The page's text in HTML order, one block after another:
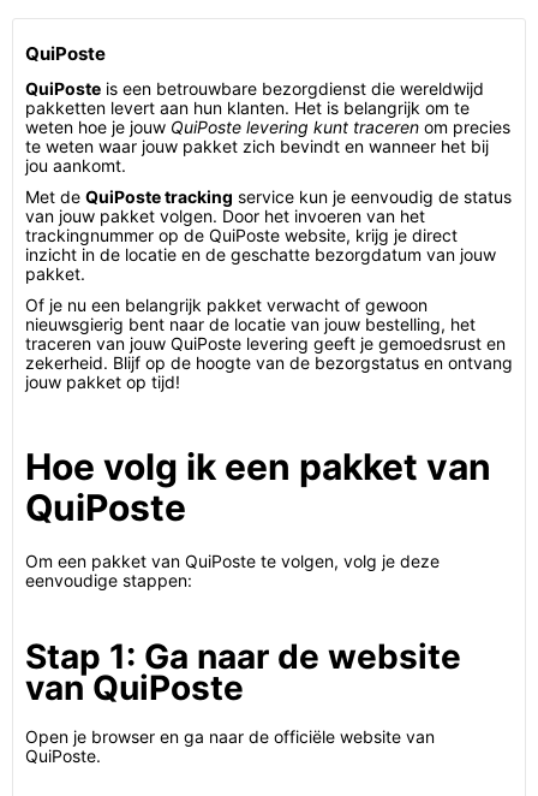
QuiPoste
QuiPoste is een betrouwbare bezorgdienst die wereldwijd
pakketten levert aan hun klanten. Het is belangrijk om te
weten hoe je jouw QuiPoste levering kunt traceren om precies
te weten waar jouw pakket zich bevindt en wanneer het bij
jou aankomt.
Met de QuiPoste tracking service kun je eenvoudig de status
van jouw pakket volgen. Door het invoeren van het
trackingnummer op de QuiPoste website, krijg je direct
inzicht in de locatie en de geschatte bezorgdatum van jouw
pakket.
Of je nu een belangrijk pakket verwacht of gewoon
nieuwsgierig bent naar de locatie van jouw bestelling, het
traceren van jouw QuiPoste levering geeft je gemoedsrust en
zekerheid. Blijf op de hoogte van de bezorgstatus en ontvang
jouw pakket op tijd!
Hoe volg ik een pakket van
QuiPoste
Om een pakket van QuiPoste te volgen, volg je deze
eenvoudige stappen:
Stap 1: Ga naar de website
van QuiPoste
Open je browser en ga naar de officiële website van
QuiPoste.